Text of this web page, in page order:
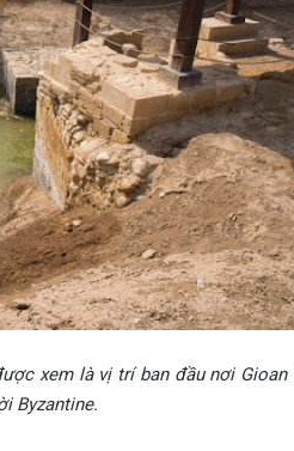
xem là vị trí ban đầu nơi Gioan
Byzantine.